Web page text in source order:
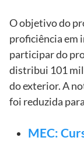
O objetivo do
proficiência em
participar do
distribui 101 mil
do exterior. A
foi reduzida
MEC: